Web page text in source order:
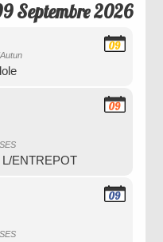
Septembre 2026
09
ENTREPOT
09
09